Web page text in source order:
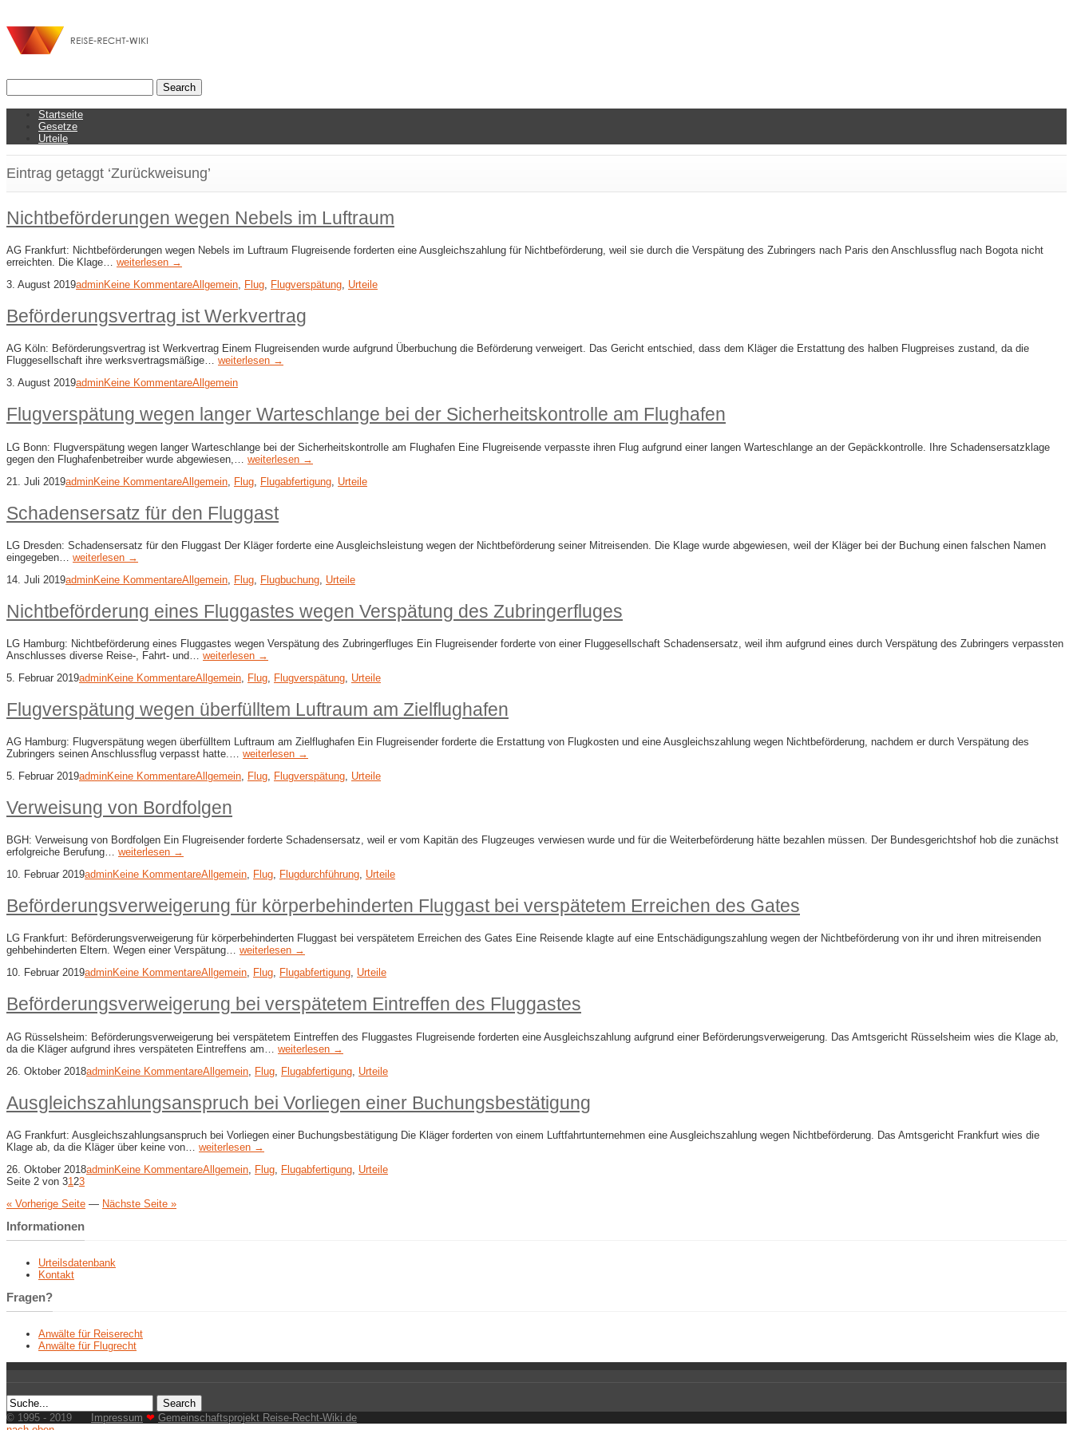
Startseite
Gesetze
Urteile
Eintrag getaggt ‘Zurückweisung’
Nichtbeförderungen wegen Nebels im Luftraum
AG Frankfurt: Nichtbeförderungen wegen Nebels im Luftraum Flugreisende forderten eine Ausgleichszahlung für Nichtbeförderung, weil sie durch die Verspätung des Zubringers nach Paris den Anschlussflug nach Bogota nicht
erreichten. Die Klage… weiterlesen →
3. August 2019adminKeine KommentareAllgemein, Flug, Flugverspätung, Urteile
Beförderungsvertrag ist Werkvertrag
AG Köln: Beförderungsvertrag ist Werkvertrag Einem Flugreisenden wurde aufgrund Überbuchung die Beförderung verweigert. Das Gericht entschied, dass dem Kläger die Erstattung des halben Flugpreises zustand, da die
Fluggesellschaft ihre werksvertragsmäßige… weiterlesen →
3. August 2019adminKeine KommentareAllgemein
Flugverspätung wegen langer Warteschlange bei der Sicherheitskontrolle am Flughafen
LG Bonn: Flugverspätung wegen langer Warteschlange bei der Sicherheitskontrolle am Flughafen Eine Flugreisende verpasste ihren Flug aufgrund einer langen Warteschlange an der Gepäckkontrolle. Ihre Schadensersatzklage
gegen den Flughafenbetreiber wurde abgewiesen,… weiterlesen →
21. Juli 2019adminKeine KommentareAllgemein Flug Flugabfertigung Urteile
Schadensersatz für den Fluggast
LG Dresden: Schadensersatz für den Fluggast Der Kläger forderte eine Ausgleichsleistung wegen der Nichtbeförderung seiner Mitreisenden. Die Klage wurde abgewiesen, weil der Kläger bei der Buchung einen falschen Namen
eingegeben… weiterlesen →
14. Juli 2019adminKeine KommentareAllgemein Flug Flugbuchung Urteile
Nichtbeförderung eines Fluggastes wegen Verspätung des Zubringerfluges
LG Hamburg: Nichtbeförderung eines Fluggastes wegen Verspätung des Zubringerfluges Ein Flugreisender forderte von einer Fluggesellschaft Schadensersatz, weil ihm aufgrund eines durch Verspätung des Zubringers verpassten
Anschlusses diverse Reise-, Fahrt- und… weiterlesen →
5. Februar 2019adminKeine KommentareAllgemein Flug Flugverspätung Urteile
Flugverspätung wegen überfülltem Luftraum am Zielflughafen
AG Hamburg: Flugverspätung wegen überfülltem Luftraum am Zielflughafen Ein Flugreisender forderte die Erstattung von Flugkosten und eine Ausgleichszahlung wegen Nichtbeförderung, nachdem er durch Verspätung des
Zubringers seinen Anschlussflug verpasst hatte.… weiterlesen →
5. Februar 2019adminKeine KommentareAllgemein, Flug, Flugverspätung, Urteile
Verweisung von Bordfolgen
BGH: Verweisung von Bordfolgen Ein Flugreisender forderte Schadensersatz, weil er vom Kapitän des Flugzeuges verwiesen wurde und für die Weiterbeförderung hätte bezahlen müssen. Der Bundesgerichtshof hob die zunächst
erfolgreiche Berufung… weiterlesen →
10. Februar 2019adminKeine KommentareAllgemein, Flug, Flugdurchführung, Urteile
Beförderungsverweigerung für körperbehinderten Fluggast bei verspätetem Erreichen des ​Gates
LG Frankfurt: Beförderungsverweigerung für körperbehinderten Fluggast bei verspätetem Erreichen des ​Gates Eine Reisende klagte auf eine Entschädigungszahlung wegen der Nichtbeförderung von ihr und ihren mitreisenden
gehbehinderten Eltern. Wegen einer Verspätung… weiterlesen →
10. Februar 2019adminKeine KommentareAllgemein, Flug, Flugabfertigung, Urteile
Beförderungsverweigerung bei verspätetem Eintreffen des Fluggastes
AG Rüsselsheim: Beförderungsverweigerung bei verspätetem Eintreffen des Fluggastes Flugreisende forderten eine Ausgleichszahlung aufgrund einer Beförderungsverweigerung. Das Amtsgericht Rüsselsheim wies die Klage ab,
da die Kläger aufgrund ihres verspäteten Eintreffens am… weiterlesen →
26. Oktober 2018adminKeine KommentareAllgemein Flug Flugabfertigung Urteile
Ausgleichszahlungsanspruch bei Vorliegen einer Buchungsbestätigung
AG Frankfurt: Ausgleichszahlungsanspruch bei Vorliegen einer Buchungsbestätigung Die Kläger forderten von einem Luftfahrtunternehmen eine Ausgleichszahlung wegen Nichtbeförderung. Das Amtsgericht Frankfurt wies die
Klage ab, da die Kläger über keine von… weiterlesen →
26. Oktober 2018adminKeine KommentareAllgemein Flug Flugabfertigung Urteile
Seite 2 von 31 23
« Vorherige Seite — Nächste Seite »
Informationen
Urteilsdatenbank
Kontakt
Fragen?
Anwälte für Reiserecht
Anwälte für Flugrecht
© 1995 - 2019 Impressum ❤ Gemeinschaftsprojekt Reise-Recht-Wiki.de